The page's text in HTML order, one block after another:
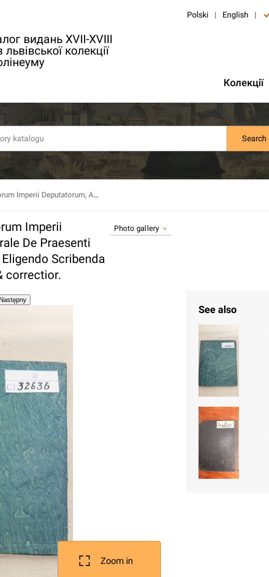
видань XVII-XVIII
львівської колекції
Polski | English |
Колекції
Search
Collegium Reliquorum Imperii Deputatorum, Ad Collegium Electorale De Praesenti Statv Imperii, Imperatore Eligendo, Eligendo Scribenda Lege, Annexis Aliis. Editio auctior & correctior.
Imperii
De Praesenti
Scribenda
correctior.
Photo gallery
Zoom in
See also